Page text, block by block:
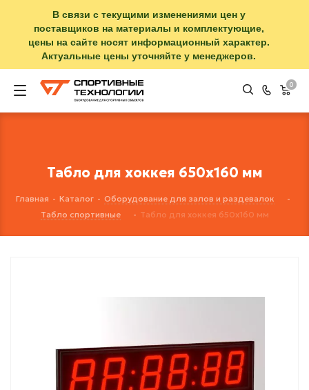
В связи с текущими изменениями цен у
поставщиков на материалы и комплектующие,
цены на сайте носят информационный характер.
Актуальные цены уточняйте у менеджеров.
0
Табло для хоккея 650x160 мм
Главная - Каталог - Оборудование для залов и раздевалок
-
Табло спортивные
- Табло для хоккея 650x160 мм